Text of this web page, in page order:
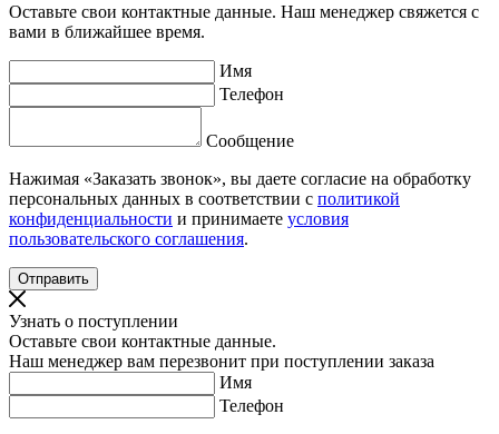
Оставьте свои контактные данные. Наш менеджер свяжется с
вами в ближайшее время.
Имя
Телефон
Сообщение
Нажимая «Заказать звонок», вы даете согласие на обработку
персональных данных в соответствии с политикой
конфиденциальности и принимаете условия
пользовательского соглашения.
Узнать о поступлении
Оставьте свои контактные данные.
Наш менеджер вам перезвонит при поступлении заказа
Имя
Телефон